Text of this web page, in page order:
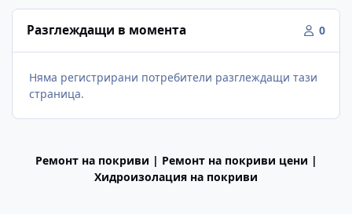
Разглеждащи в момента 0
Няма регистрирани потребители разглеждащи тази
страница.
Ремонт на покриви | Ремонт на покриви цени |
Хидроизолация на покриви